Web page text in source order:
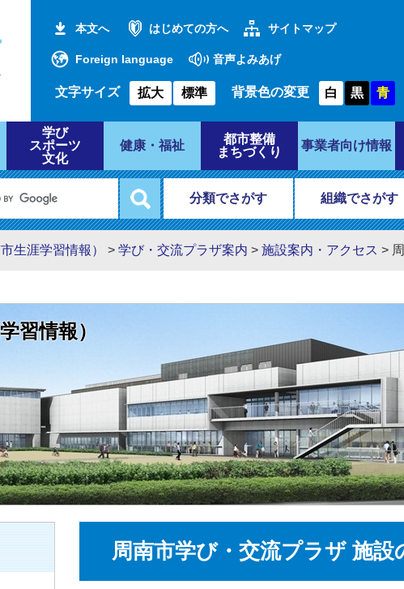
本文へ はじめての方へ サイトマップ
Foreign language 音声よみあげ
文字サイズ 拡大 標準 背景色の変更 白 黒 青
学び
スポーツ
文化
健康・福祉
都市整備
まちづくり
事業者向け情報
分類でさがす 組織でさがす
生涯学習情報） > 学び・交流プラザ案内 > 施設案内・アクセス >
習情報）
周南市学び・交流プラザ 施設